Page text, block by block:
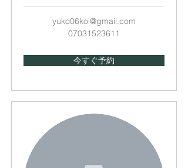
yuko06koi@gmail.com
07031523611
今すぐ予約